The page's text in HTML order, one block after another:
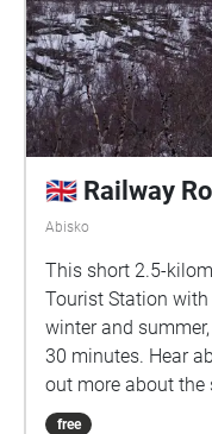
🇬🇧 Railway
Abisko
This short 2.5-
Tourist Station
winter and
30 minutes. Hear
out more about the
here in the arctic,
free